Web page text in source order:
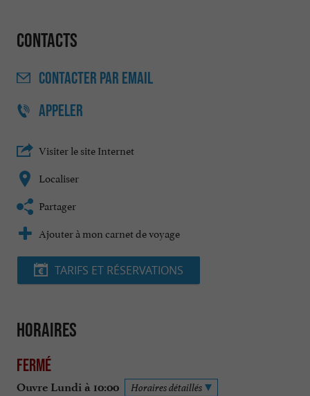
Contacts
CONTACTER PAR EMAIL
APPELER
Visiter le site Internet
Localiser
Partager
Ajouter à mon carnet de voyage
TARIFS ET RÉSERVATIONS
Horaires
Fermé
Ouvre Lundi à 10:00 Horaires détaillés